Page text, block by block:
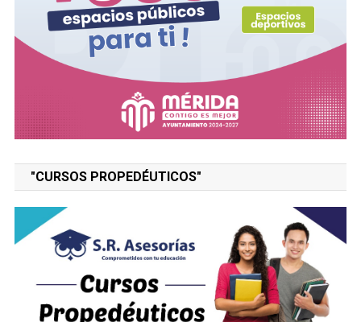
"CURSOS PROPEDÉUTICOS"